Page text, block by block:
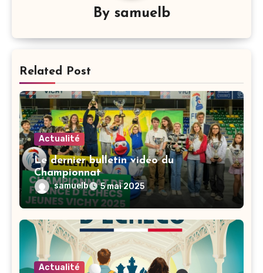
By samuelb
Related Post
Actualité
Le dernier bulletin vidéo du
Championnat
samuelb 5 mai 2025
Actualité